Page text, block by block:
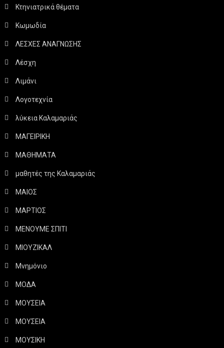
Κτηνιατρικά θέματα
Κωμωδία
ΛΕΣΧΕΣ ΑΝΑΓΝΩΣΗΣ
Λέσχη
Λιμάνι
Λογοτεχνία
λύκεια Καλαμαριάς
ΜΑΓΕΙΡΙΚΗ
ΜΑΘΗΜΑΤΑ
μαθητές της Καλαμαριάς
ΜΑΙΟΣ
ΜΑΡΤΙΟΣ
ΜΕΝΟΥΜΕ ΣΠΙΤΙ
ΜΙΟΥΖΙΚΑΛ
Μνημόνιο
ΜΟΔΑ
ΜΟΥΣΕΙΑ
ΜΟΥΣΕΙΑ
ΜΟΥΣΙΚΗ